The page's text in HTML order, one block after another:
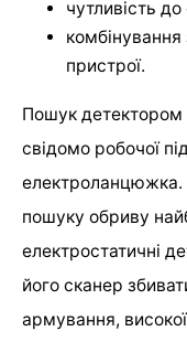
чутливість
пристрої.
Пошук детектором
свідомо робочої
електроланцюжка.
пошуку обриву
електростатичні
його сканер
армування, високої